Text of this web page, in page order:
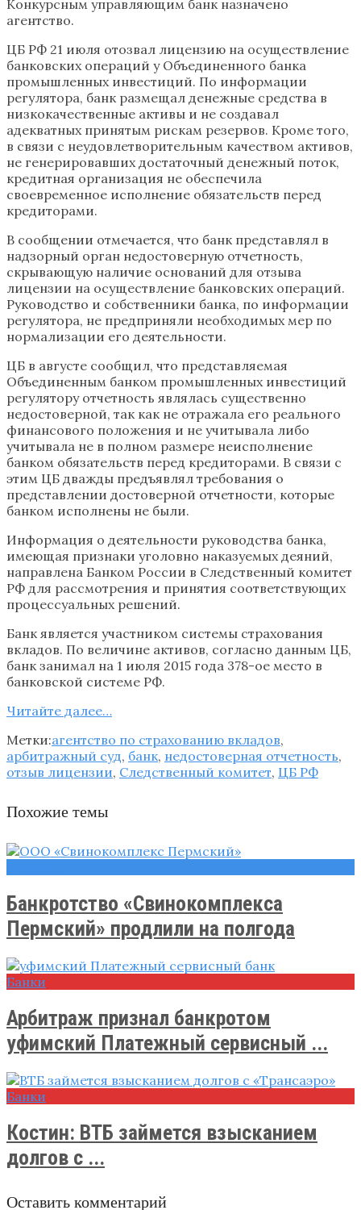
Конкурсным управляющим банк назначено
агентство.
ЦБ РФ 21 июля отозвал лицензию на осуществление
банковских операций у Объединенного банка
промышленных инвестиций. По информации
регулятора, банк размещал денежные средства в
низкокачественные активы и не создавал
адекватных принятым рискам резервов. Кроме того,
в связи с неудовлетворительным качеством активов,
не генерировавших достаточный денежный поток,
кредитная организация не обеспечила
своевременное исполнение обязательств перед
кредиторами.
В сообщении отмечается, что банк представлял в
надзорный орган недостоверную отчетность,
скрывающую наличие оснований для отзыва
лицензии на осуществление банковских операций.
Руководство и собственники банка, по информации
регулятора, не предприняли необходимых мер по
нормализации его деятельности.
ЦБ в августе сообщил, что представляемая
Объединенным банком промышленных инвестиций
регулятору отчетность являлась существенно
недостоверной, так как не отражала его реального
финансового положения и не учитывала либо
учитывала не в полном размере неисполнение
банком обязательств перед кредиторами. В связи с
этим ЦБ дважды предъявлял требования о
представлении достоверной отчетности, которые
банком исполнены не были.
Информация о деятельности руководства банка,
имеющая признаки уголовно наказуемых деяний,
направлена Банком России в Следственный комитет
РФ для рассмотрения и принятия соответствующих
процессуальных решений.
Банк является участником системы страхования
вкладов. По величине активов, согласно данным ЦБ,
банк занимал на 1 июля 2015 года 378-ое место в
банковской системе РФ.
Читайте далее…
Метки:агентство по страхованию вкладов,
арбитражный суд, банк, недостоверная отчетность,
отзыв лицензии, Следственный комитет, ЦБ РФ
Похожие темы
Банкротство «Свинокомплекса
Пермский» продлили на полгода
Банки
Арбитраж признал банкротом
уфимский Платежный сервисный ...
Банки
Костин: ВТБ займется взысканием
долгов с ...
Оставить комментарий